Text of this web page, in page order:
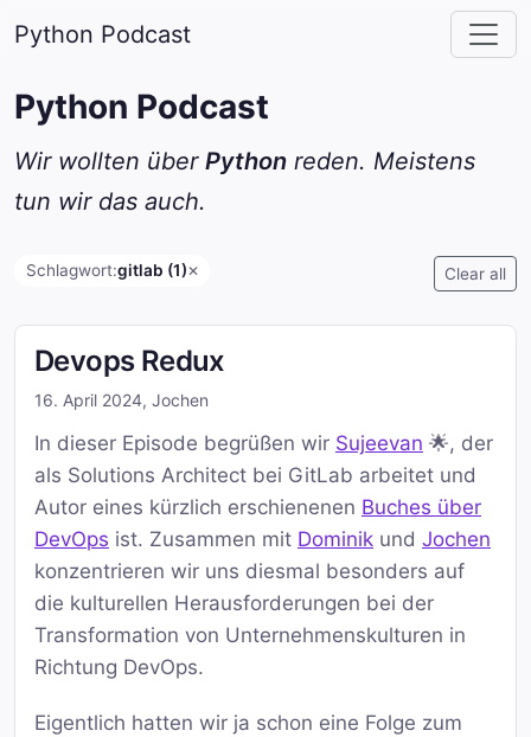
Python Podcast
Python Podcast
Wir wollten über Python reden. Meistens
tun wir das auch.
Schlagwort:gitlab (1)✕ Clear all
Devops Redux
16. April 2024, Jochen
In dieser Episode begrüßen wir Sujeevan 🌟, der
als Solutions Architect bei GitLab arbeitet und
Autor eines kürzlich erschienenen Buches über
DevOps ist. Zusammen mit Dominik und Jochen
konzentrieren wir uns diesmal besonders auf
die kulturellen Herausforderungen bei der
Transformation von Unternehmenskulturen in
Richtung DevOps.
Eigentlich hatten wir ja schon eine Folge zum